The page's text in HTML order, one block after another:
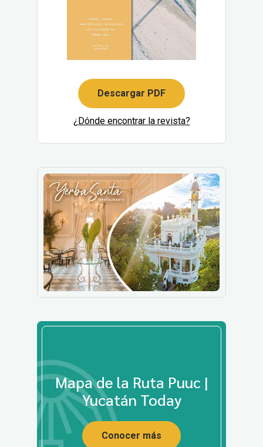
Descargar PDF
¿Dónde encontrar la revista?
Mapa de la Ruta Puuc |
Yucatán Today
Conocer más